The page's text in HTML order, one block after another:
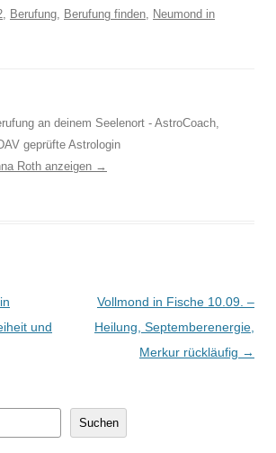
, Berufung, Berufung finden, Neumond in
an deinem Seelenort - AstroCoach,
geprüfte Astrologin
Roth anzeigen →
und
Vollmond in Fische 10.09. –
Heilung, Septemberenergie,
Merkur rückläufig →
Suchen